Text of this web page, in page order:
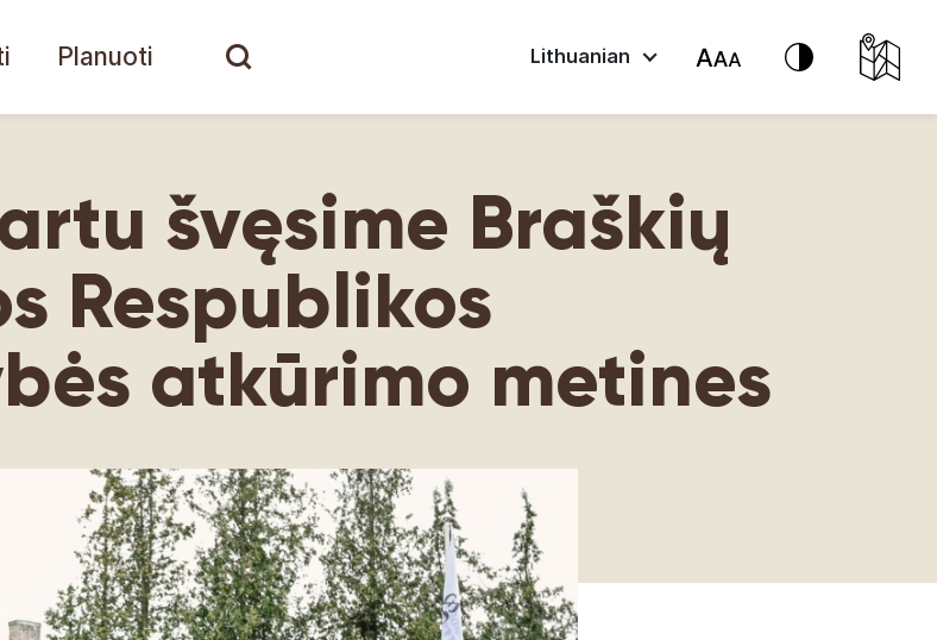
Planuoti Lithuanian
švęsime Braškių
Respublikos
atkūrimo metines